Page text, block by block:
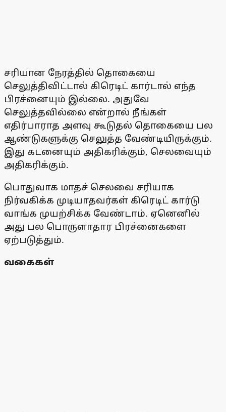
சரியான நேரத்தில் தொகையை
செலுத்திவிட்டால் கிரெடிட் கார்டால் எந்த
பிரச்னையும் இல்லை. அதுவே
செலுத்தவில்லை என்றால் நீங்கள்
எதிர்பாராத அளவு கூடுதல் தொகையை பல
ஆண்டுகளுக்கு செலுத்த வேண்டியிருக்கும்.
இது கடனையும் அதிகரிக்கும், செலவையும்
அதிகரிக்கும்.
பொதுவாக மாதச் செலவை சரியாக
நிர்வகிக்க முடியாதவர்கள் கிரெடிட் கார்டு
வாங்க முயற்சிக்க வேண்டாம். ஏனெனில்
அது பல பொருளாதார பிரச்னைகளை
ஏற்படுத்தும்.
வகைகள்